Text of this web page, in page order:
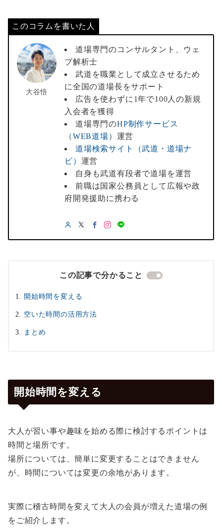
このコラムを書いた人
大谷悟
道場専門のコンサルタント、ウェ
ブ解析士
武道を職業として成立させるため
に全国の道場長をサポート
広告を使わずに1年で100人の新規
入会者を獲得
道場専門のHP制作サービス
（WEB道場） 運営
道場検索サイト（武道・道場ナ
ビ） 運営
自身も武道有段者で道場を運営
前職は国家公務員として広報や政
府開発援助に携わる
この記事で分かること
開始時間を変える
空いた時間の活用方法
まとめ
開始時間を変える
大人が習い事や趣味を始める際に検討するポイントは
時間と場所です。
場所については、簡単に変更することはできません
が、時間については変更の余地があります。
実際に稽古時間を変えて大人の会員が増えた道場の例
をご紹介します。